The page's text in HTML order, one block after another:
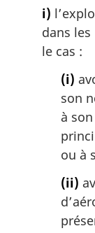
i)
dans
le cas :
(i)
son
à
ou à
(ii)